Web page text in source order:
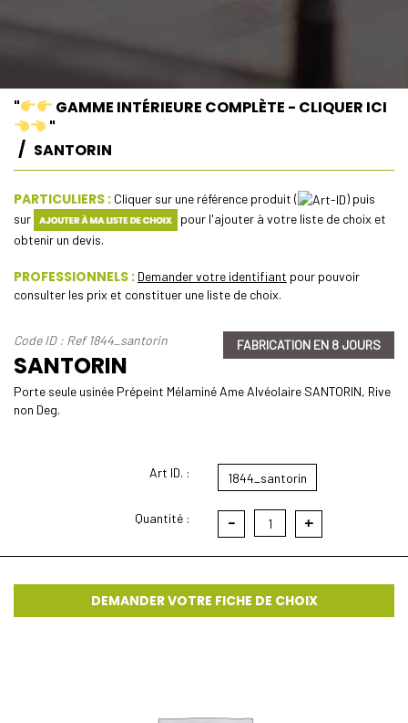
"
GAMME INTÉRIEURE COMPLÈTE - CLIQUER ICI
"
SANTORIN
PARTICULIERS : Cliquer sur une référence produit (
) puis
sur
pour l'ajouter à votre liste de choix et
obtenir un devis.
PROFESSIONNELS : Demander votre identifiant pour pouvoir
consulter les prix et constituer une liste de choix.
Code ID : Ref 1844_santorin
SANTORIN
FABRICATION EN 8 JOURS
Porte seule usinée Prépeint Mélaminé Ame Alvéolaire SANTORIN, Rive
non Deg.
Art ID. :
Quantité :
1844_santorin
- 1 +
DEMANDER VOTRE FICHE DE CHOIX